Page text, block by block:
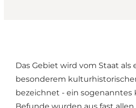
Das Gebiet wird vom Staat als
besonderem
bezeichnet - ein sogenanntes